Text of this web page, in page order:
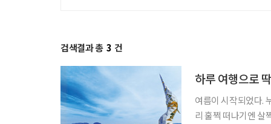
검색결과 총 3 건
하루 여행으로
여름이 시작되었다.
리 훌쩍 떠나기엔 살